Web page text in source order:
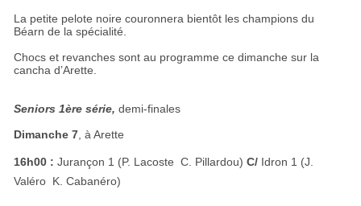
La petite pelote noire couronnera bientôt les champions du
Béarn de la spécialité.
Chocs et revanches sont au programme ce dimanche sur la
cancha d’Arette.
Seniors 1ère série,demi-finales
Dimanche 7 , à Arette
16h00 :Jurançon 1 (P. Lacoste  C. Pillardou)C/ Idron 1 (J.
Valéro  K. Cabanéro)